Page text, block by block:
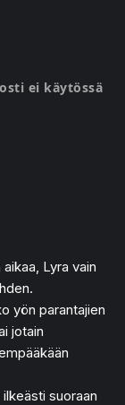
ei käytössä
Lyra vain
yön parantajien
jotain
suoraan